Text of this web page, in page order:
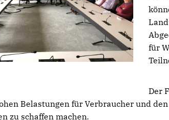
für
Der
Belastungen für Verbraucher und
zu schaffen machen.